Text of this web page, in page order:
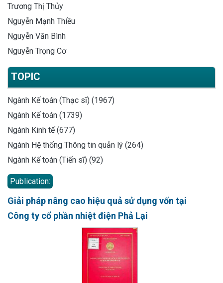
Trương Thị Thủy
Nguyễn Mạnh Thiều
Nguyễn Văn Bình
Nguyễn Trọng Cơ
TOPIC
Ngành Kế toán (Thạc sĩ) (1967)
Ngành Kế toán (1739)
Ngành Kinh tế (677)
Ngành Hệ thống Thông tin quản lý (264)
Ngành Kế toán (Tiến sĩ) (92)
Publication:
Giải pháp nâng cao hiệu quả sử dụng vốn tại
Công ty cổ phần nhiệt điện Phả Lại